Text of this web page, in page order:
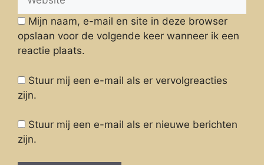
Mijn naam, e-mail en site in deze browser
opslaan voor de volgende keer wanneer ik een
reactie plaats.
Stuur mij een e-mail als er vervolgreacties
zijn.
Stuur mij een e-mail als er nieuwe berichten
zijn.